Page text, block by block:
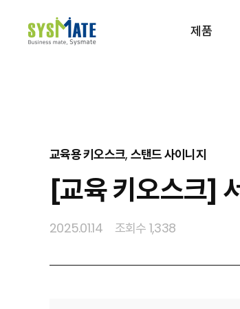
제품
교육용 키오스크, 스탠드 사이니지
[교육 키오스크]
2025.01.14 조회수 1,338